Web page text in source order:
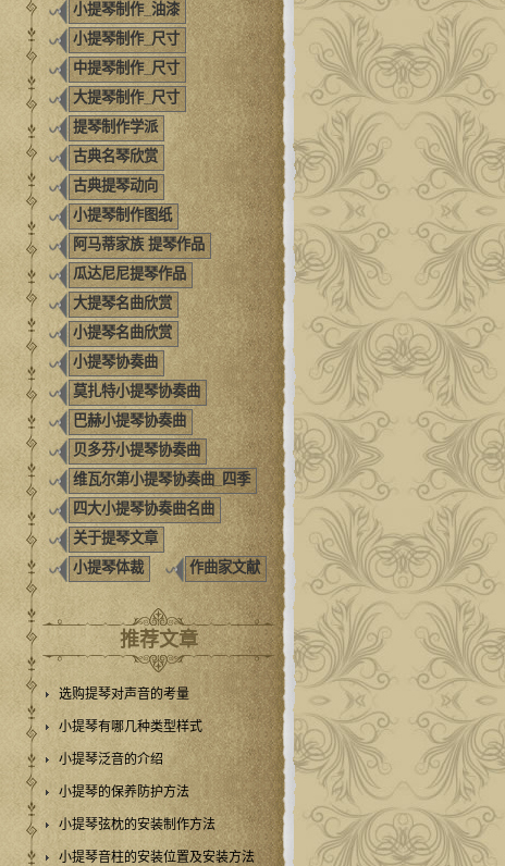
小提琴制作_油漆
小提琴制作_尺寸
中提琴制作_尺寸
大提琴制作_尺寸
提琴制作学派
古典名琴欣赏
古典提琴动向
小提琴制作图纸
阿马蒂家族 提琴作品
瓜达尼尼提琴作品
大提琴名曲欣赏
小提琴名曲欣赏
小提琴协奏曲
莫扎特小提琴协奏曲
巴赫小提琴协奏曲
贝多芬小提琴协奏曲
维瓦尔第小提琴协奏曲_四季
四大小提琴协奏曲名曲
关于提琴文章
小提琴体裁
作曲家文献
推荐文章
选购提琴对声音的考量
小提琴有哪几种类型样式
小提琴泛音的介绍
小提琴的保养防护方法
小提琴弦枕的安装制作方法
小提琴音柱的安装位置及安装方法